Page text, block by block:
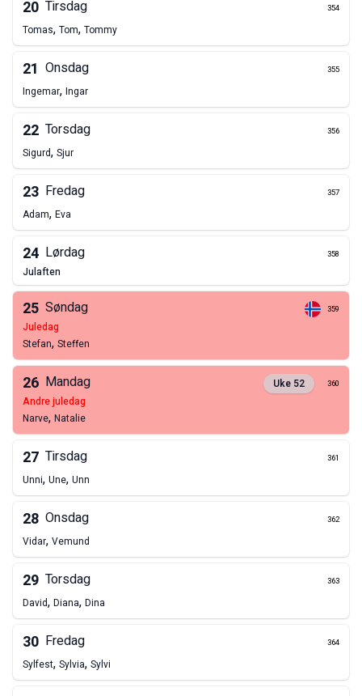
20 Tirsdag 354
Tomas, Tom, Tommy
21 Onsdag 355
Ingemar, Ingar
22 Torsdag 356
Sigurd, Sjur
23 Fredag 357
Adam, Eva
24 Lørdag 358
julaften
25 Søndag 359
juledag
Stefan, Steffen
26 Mandag Uke 52 360
andre juledag
Narve, Natalie
27 Tirsdag 361
Unni, Une, Unn
28 Onsdag 362
Vidar, Vemund
29 Torsdag 363
David, Diana, Dina
30 Fredag 364
Sylfest, Sylvia, Sylvi